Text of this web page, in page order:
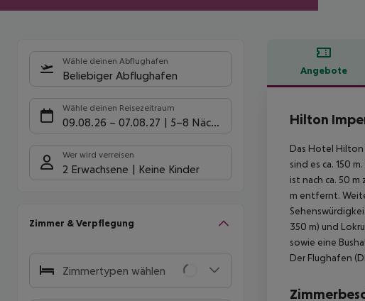
Wähle deinen Abflughafen
Beliebiger Abflughafen
Wähle deinen Reisezeitraum
09.08.26 – 07.08.27 5-8 Nächte
Wer wird verreisen
2 Erwachsene Keine Kinder
Zimmer & Verpflegung
Zimmertypen wählen
Angebote
Hilton
Das Hotel
sind es ca. 150
ist nach ca. 50
m entfernt.
350 m) und
sowie eine
Der Flughafen